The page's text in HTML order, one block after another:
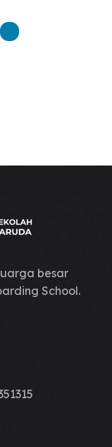
besar
School.